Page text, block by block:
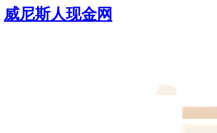
威尼斯人现金网